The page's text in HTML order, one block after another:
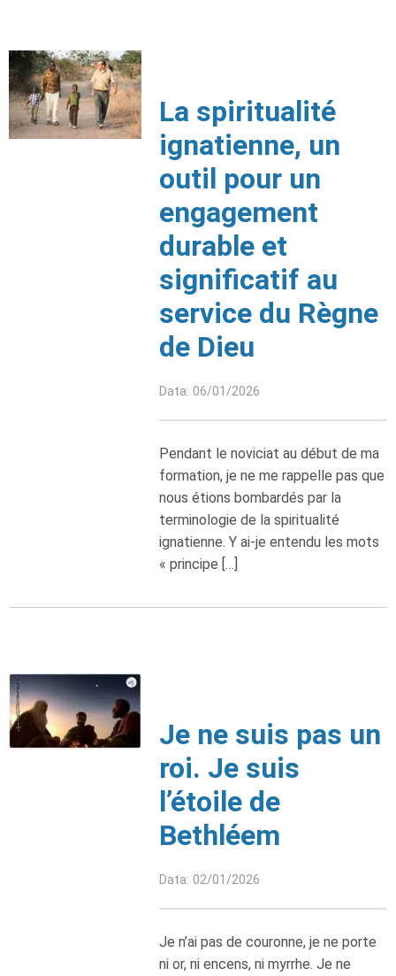
La spiritualité
ignatienne, un
outil pour un
engagement
durable et
significatif au
service du Règne
de Dieu
Data: 06/01/2026
Pendant le noviciat au début de ma
formation, je ne me rappelle pas que
nous étions bombardés par la
terminologie de la spiritualité
ignatienne. Y ai-je entendu les mots
« principe […]
Je ne suis pas un
roi. Je suis
l’étoile de
Bethléem
Data: 02/01/2026
Je n’ai pas de couronne, je ne porte
ni or, ni encens, ni myrrhe. Je ne